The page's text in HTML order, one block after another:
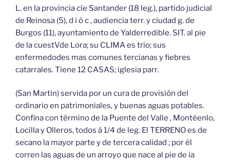
L. en la provincia cíe Santander (18 leg.), partido judicial
de Reinosa (5), d i ó c , audiencia terr. y ciudad g. de
Burgos (11), ayuntamiento de Yalderredible. SIT. al pie
de la cuestVde Lora; su CLIMA es trio; sus
enfermedodes mas comunes tercianas y fiebres
catarrales. Tiene 12 CASAS; iglesia parr.
(San Martin) servida por un cura de provisión del
ordinario en patrimoniales, y buenas aguas potables.
Confina con término de la Puente del Valle , Montéenlo,
Locilla y Olleros, todos á 1/4 de leg. El TERRENO es de
secano la mayor parte y de tercera calidad ; por él
corren las aguas de un arroyo que nace al pie de ia